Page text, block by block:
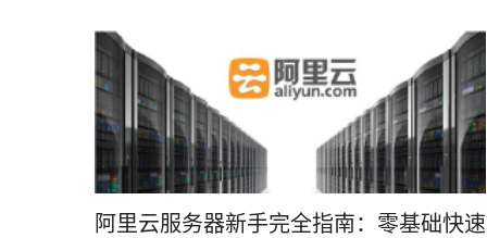
阿里云服务器新手完全指南：零基础快速